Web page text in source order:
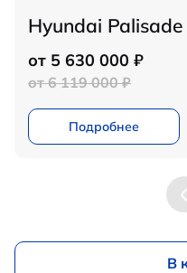
Hyundai Palisade
от 5 630 000 ₽
от 6 119 000 ₽
Подробнее
В